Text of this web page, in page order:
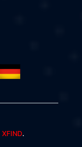
XFIND.